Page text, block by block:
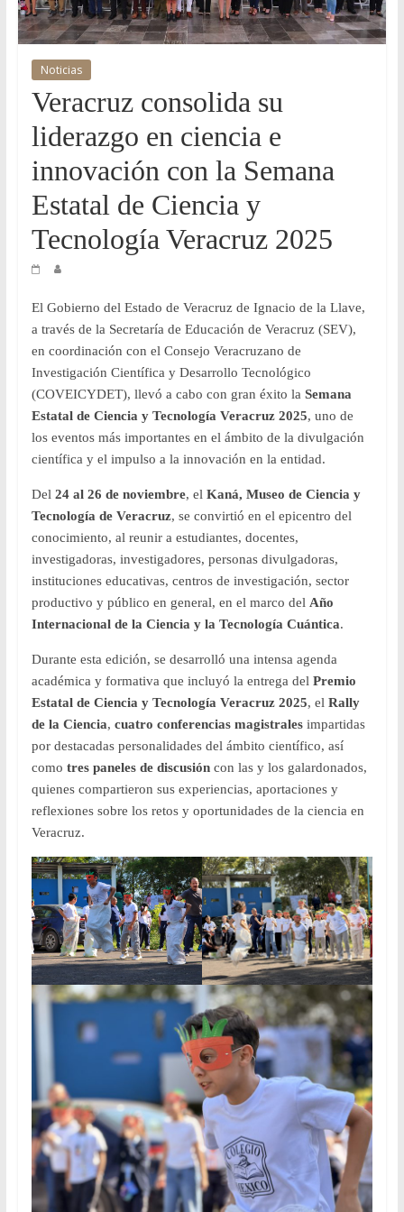
y
Desarrollo
Tecnológico
COVEICYDET
Noticias
Veracruz consolida su
liderazgo en ciencia e
innovación con la Semana
Estatal de Ciencia y
Tecnología Veracruz 2025
El Gobierno del Estado de Veracruz de Ignacio de la Llave,
a través de la Secretaría de Educación de Veracruz (SEV),
en coordinación con el Consejo Veracruzano de
Investigación Científica y Desarrollo Tecnológico
(COVEICYDET), llevó a cabo con gran éxito la Semana
Estatal de Ciencia y Tecnología Veracruz 2025, uno de
los eventos más importantes en el ámbito de la divulgación
científica y el impulso a la innovación en la entidad.
Del 24 al 26 de noviembre, el Kaná, Museo de Ciencia y
Tecnología de Veracruz, se convirtió en el epicentro del
conocimiento, al reunir a estudiantes, docentes,
investigadoras, investigadores, personas divulgadoras,
instituciones educativas, centros de investigación, sector
productivo y público en general, en el marco del Año
Internacional de la Ciencia y la Tecnología Cuántica.
Durante esta edición, se desarrolló una intensa agenda
académica y formativa que incluyó la entrega del Premio
Estatal de Ciencia y Tecnología Veracruz 2025, el Rally
de la Ciencia, cuatro conferencias magistralesimpartidas
por destacadas personalidades del ámbito científico, así
como tres paneles de discusióncon las y los galardonados,
quienes compartieron sus experiencias, aportaciones y
reflexiones sobre los retos y oportunidades de la ciencia en
Veracruz.